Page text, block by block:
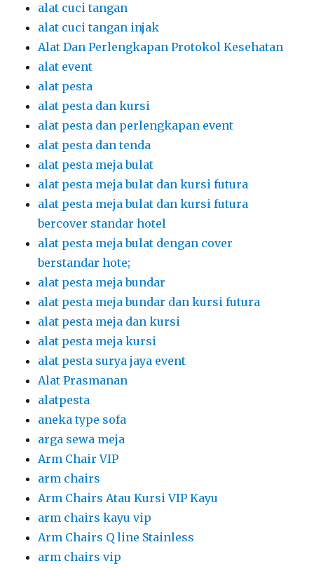
alat cuci tangan
alat cuci tangan injak
Alat Dan Perlengkapan Protokol Kesehatan
alat event
alat pesta
alat pesta dan kursi
alat pesta dan perlengkapan event
alat pesta dan tenda
alat pesta meja bulat
alat pesta meja bulat dan kursi futura
alat pesta meja bulat dan kursi futura
bercover standar hotel
alat pesta meja bulat dengan cover
berstandar hote;
alat pesta meja bundar
alat pesta meja bundar dan kursi futura
alat pesta meja dan kursi
alat pesta meja kursi
alat pesta surya jaya event
Alat Prasmanan
alatpesta
aneka type sofa
arga sewa meja
Arm Chair VIP
arm chairs
Arm Chairs Atau Kursi VIP Kayu
arm chairs kayu vip
Arm Chairs Q line Stainless
arm chairs vip